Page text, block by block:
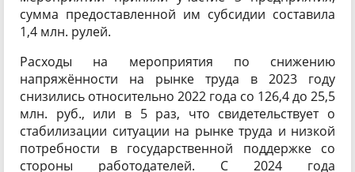
сумма предоставленной им субсидии составила
1,4 млн. рулей.
Расходы на мероприятия по снижению
напряжённости на рынке труда в 2023 году
снизились относительно 2022 года со 126,4 до 25,5
млн. руб., или в 5 раз, что свидетельствует о
стабилизации ситуации на рынке труда и низкой
потребности в государственной поддержке со
стороны работодателей. С 2024 года